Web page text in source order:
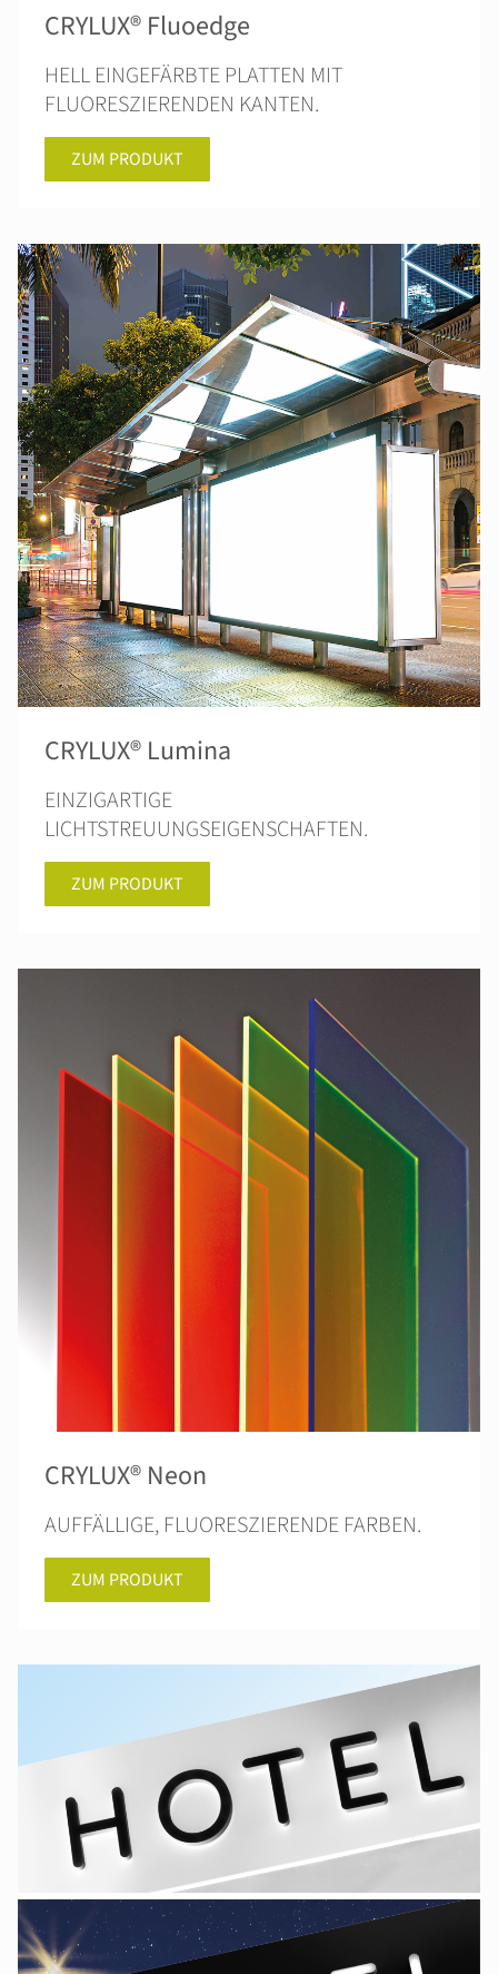
CRYLUX® Fluoedge
HELL EINGEFÄRBTE PLATTEN MIT
FLUORESZIERENDEN KANTEN.
ZUM PRODUKT
CRYLUX® Lumina
EINZIGARTIGE
LICHTSTREUUNGSEIGENSCHAFTEN.
ZUM PRODUKT
CRYLUX® Neon
AUFFÄLLIGE, FLUORESZIERENDE FARBEN.
ZUM PRODUKT